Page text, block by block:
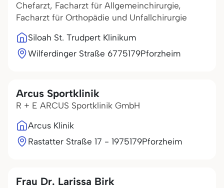
Chefarzt, Facharzt für Allgemeinchirurgie,
Facharzt für Orthopädie und Unfallchirurgie
Siloah St. Trudpert Klinikum
Wilferdinger Straße 6775179Pforzheim
Arcus Sportklinik
R + E ARCUS Sportklinik GmbH
Arcus Klinik
Rastatter Straße 17 - 1975179Pforzheim
Frau Dr. Larissa Birk